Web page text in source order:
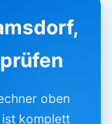
oben
komplett